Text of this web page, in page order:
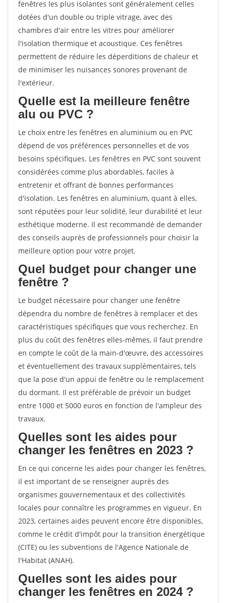
fenêtres les plus isolantes sont généralement celles
dotées d'un double ou triple vitrage, avec des
chambres d'air entre les vitres pour améliorer
l'isolation thermique et acoustique. Ces fenêtres
permettent de réduire les déperditions de chaleur et
de minimiser les nuisances sonores provenant de
l'extérieur.
Quelle est la meilleure fenêtre
alu ou PVC ?
Le choix entre les fenêtres en aluminium ou en PVC
dépend de vos préférences personnelles et de vos
besoins spécifiques. Les fenêtres en PVC sont souvent
considérées comme plus abordables, faciles à
entretenir et offrant de bonnes performances
d'isolation. Les fenêtres en aluminium, quant à elles,
sont réputées pour leur solidité, leur durabilité et leur
esthétique moderne. Il est recommandé de demander
des conseils auprès de professionnels pour choisir la
meilleure option pour votre projet.
Quel budget pour changer une
fenêtre ?
Le budget nécessaire pour changer une fenêtre
dépendra du nombre de fenêtres à remplacer et des
caractéristiques spécifiques que vous recherchez. En
plus du coût des fenêtres elles-mêmes, il faut prendre
en compte le coût de la main-d'œuvre, des accessoires
et éventuellement des travaux supplémentaires, tels
que la pose d'un appui de fenêtre ou le remplacement
du dormant. Il est préférable de prévoir un budget
entre 1000 et 5000 euros en fonction de l'ampleur des
travaux.
Quelles sont les aides pour
changer les fenêtres en 2023 ?
En ce qui concerne les aides pour changer les fenêtres,
il est important de se renseigner auprès des
organismes gouvernementaux et des collectivités
locales pour connaître les programmes en vigueur. En
2023, certaines aides peuvent encore être disponibles,
comme le crédit d'impôt pour la transition énergétique
(CITE) ou les subventions de l'Agence Nationale de
l'Habitat (ANAH).
Quelles sont les aides pour
changer les fenêtres en 2024 ?